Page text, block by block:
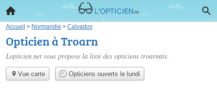
Accueil > Normandie > Calvados
Opticien à Troarn
Lopticien.net vous propose la liste des opticiens troarnais.
Vue carte Opticiens ouverts le lundi